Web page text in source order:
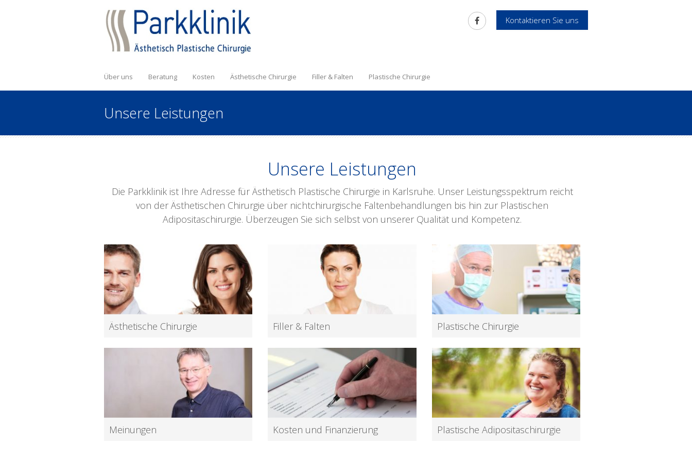
Kontaktieren Sie uns
Über uns Beratung Kosten Ästhetische Chirurgie Filler & Falten Plastische Chirurgie
Unsere Leistungen
Unsere Leistungen
Die Parkklinik ist Ihre Adresse für Ästhetisch Plastische Chirurgie in Karlsruhe. Unser Leistungsspektrum reicht
von der Ästhetischen Chirurgie über nichtchirurgische Faltenbehandlungen bis hin zur Plastischen
Adipositaschirurgie. Überzeugen Sie sich selbst von unserer Qualität und Kompetenz.
Ästhetische Chirurgie
Höchste Kompetenz bei allen Leistungen
der Ästhetischen Chirurgie.
Filler & Falten
Behandlungen gegen die typischen Zeichen
der Zeit – auch ohne Skalpell.
Mehr
Plastische Chirurgie
Wir führen auch rekonstruktive und
handchirurgische Eingriffe durch.
Mehr
Meinungen Kosten und Finanzierung Plastische Adipositaschirurgie